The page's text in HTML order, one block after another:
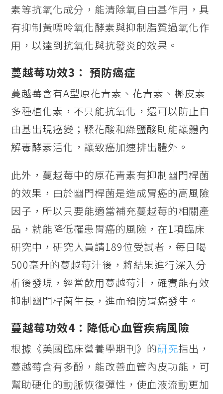
素等抗氧化成分，能清除氧自由基作用，具
有抑制黃嘌呤氧化酵素與抑制脂質過氧化作
用，以達到抗氧化與抗發炎的效果。
蔓越莓功效3： 預防癌症
蔓越莓含有A型原花青素、花青素、槲皮素
多種植化素，不只能抗氧化，還可以防止自
由基出現癌變；鞣花酸和綠鹽酸則能讓體內
解毒酵素活化，讓致癌加速排出體外。
此外，蔓越莓中的原花青素有抑制幽門桿菌
的效果，由於幽門桿菌是造成胃癌的高風險
因子，所以只要能適當補充蔓越莓的相關產
品，就能降低罹患胃癌的風險，在1項臨床
研究中，研究人員請189位受試者，每日喝
500毫升的蔓越莓汁後，將結果進行深入分
析後發現，經常飲用蔓越莓汁，確實能有效
抑制幽門桿菌生長，進而預防胃癌發生。
蔓越莓功效4：降低心血管疾病風險
根據《美國臨床營養學期刊》的研究指出，
蔓越莓含有多酚，能改善血管內皮功能，可
幫助硬化的動脈恢復彈性，使血液流動更加